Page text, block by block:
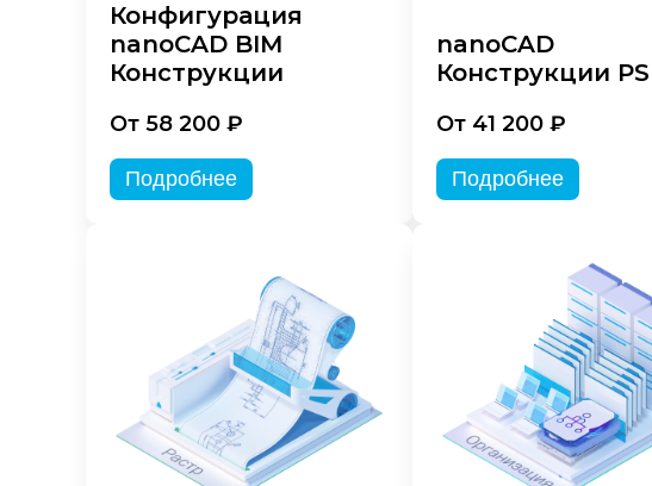
Конфигурация
nanoCAD BIM
Конструкции
От 58 200 ₽
Подробнее
nanoCAD
Конструкции PS
От 41 200 ₽
Подробнее